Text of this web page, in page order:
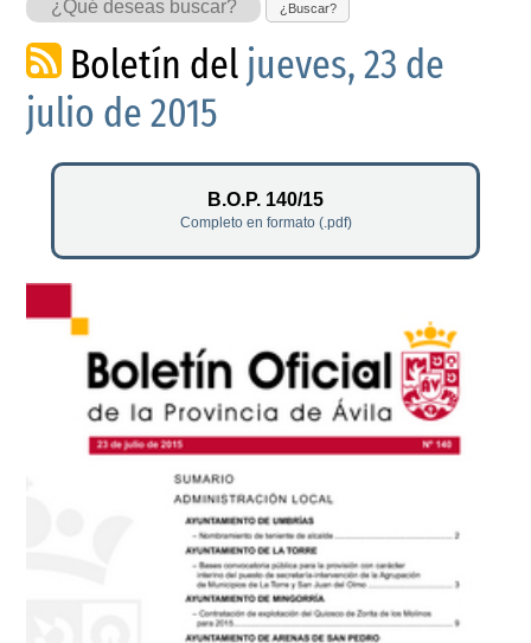
¿Buscar?
Boletín del jueves, 23 de
julio de 2015
B.O.P. 140/15
Completo en formato (.pdf)